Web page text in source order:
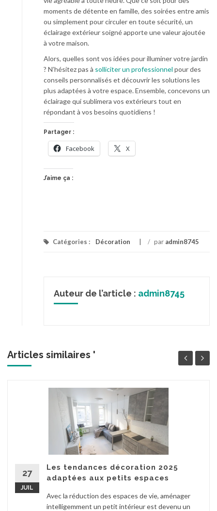
moments de détente en famille, des soirées entre amis
ou simplement pour circuler en toute sécurité, un
éclairage extérieur soigné apporte une valeur ajoutée
à votre maison.
Alors, quelles sont vos idées pour illuminer votre jardin
? N’hésitez pas à solliciter un professionnel pour des
conseils personnalisés et découvrir les solutions les
plus adaptées à votre espace. Ensemble, concevons un
éclairage qui sublimera vos extérieurs tout en
répondant à vos besoins quotidiens !
Partager :
Facebook X
J’aime ça :
Catégories : Décoration / par admin8745
Auteur de l’article : admin8745
Articles similaires '
27
JUIL
Les tendances décoration 2025
adaptées aux petits espaces
Avec la réduction des espaces de vie, aménager
intelligemment un petit intérieur est devenu un